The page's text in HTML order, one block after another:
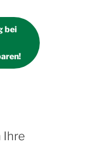
bei
Ihre